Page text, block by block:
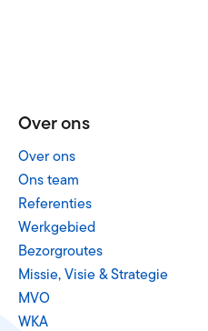
Over ons
Over ons
Ons team
Referenties
Werkgebied
Bezorgroutes
Missie, Visie & Strategie
MVO
WKA